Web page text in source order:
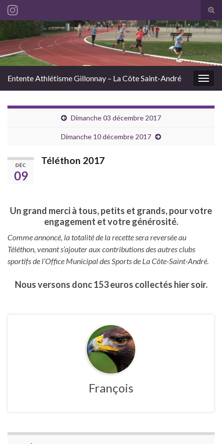
Search for:
Entente Athlétisme Gillonnay – La Côte Saint-André
Dimanche 03 décembre 2017
Dimanche 10 décembre 2017
DÉC
09
Téléthon 2017
Un grand merci à tous, petits et grands, pour votre
engagement et votre générosité.
Comme annoncé, la totalité de la recette sera reversée au
Téléthon, venant s’ajouter aux contributions des autres clubs
sportifs de l’Office Municipal des Sports de La Côte-Saint-André.
Nous versons donc153euros collectés hier soir.
François